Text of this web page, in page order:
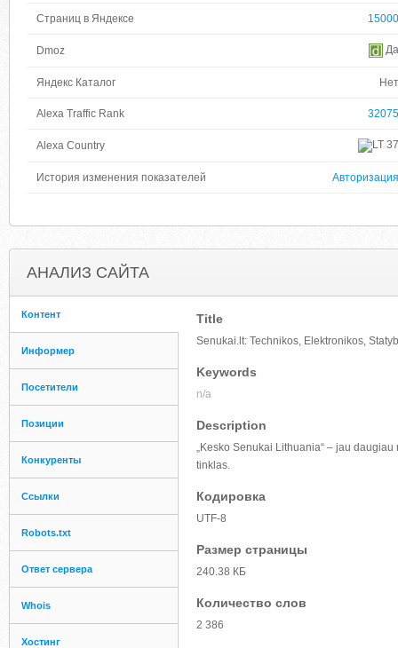
Страниц в Яндексе 15000
Dmoz Да
Яндекс Каталог Нет
Alexa Traffic Rank 32075
Alexa Country 37
История изменения показателей Авторизация
АНАЛИЗ САЙТА
Контент
Информер
Посетители
Позиции
Конкуренты
Ссылки
Robots.txt
Ответ сервера
Whois
Хостинг
Title
Senukai.lt: Technikos, Elektronikos,
Keywords
n/a
Description
„Kesko Senukai Lithuania“ – jau
tinklas.
Кодировка
UTF-8
Размер страницы
240.38 КБ
Количество слов
2 386